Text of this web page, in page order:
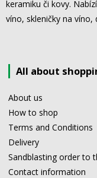
keramiku či kovy.
víno, skleničky na víno,
All about
About us
How to shop
Terms and Conditions
Delivery
Sandblasting order to
Contact information